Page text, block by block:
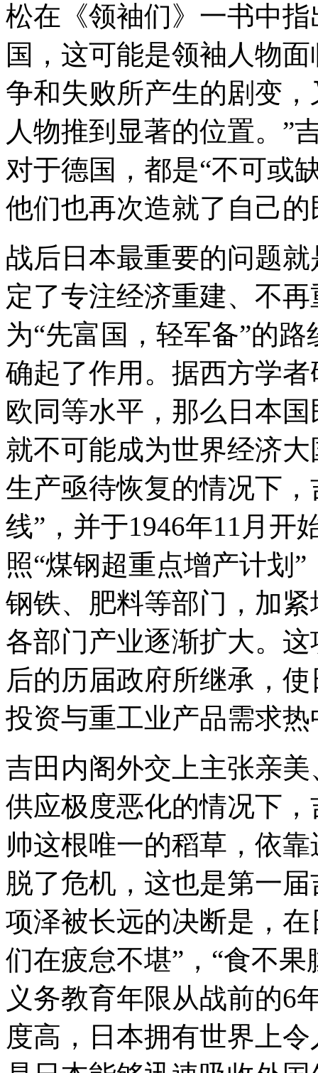
松在《领袖们》一书中
国，这可能是领袖人物
争和失败所产生的剧变
人物推到显著的位置。”
对于德国，都是“不可或
他们也再次造就了自己的
战后日本最重要的问题
定了专注经济重建、不
为“先富国，轻军备”的
确起了作用。据西方学
欧同等水平，那么日本
就不可能成为世界经济
生产亟待恢复的情况下
线”，并于1946年11月开
照“煤钢超重点增产计划
钢铁、肥料等部门，加
各部门产业逐渐扩大。
后的历届政府所继承，
投资与重工业产品需求
吉田内阁外交上主张亲
供应极度恶化的情况下
帅这根唯一的稻草，依
脱了危机，这也是第一
项泽被长远的决断是，
们在疲怠不堪”，“食不
义务教育年限从战前的6
度高，日本拥有世界上